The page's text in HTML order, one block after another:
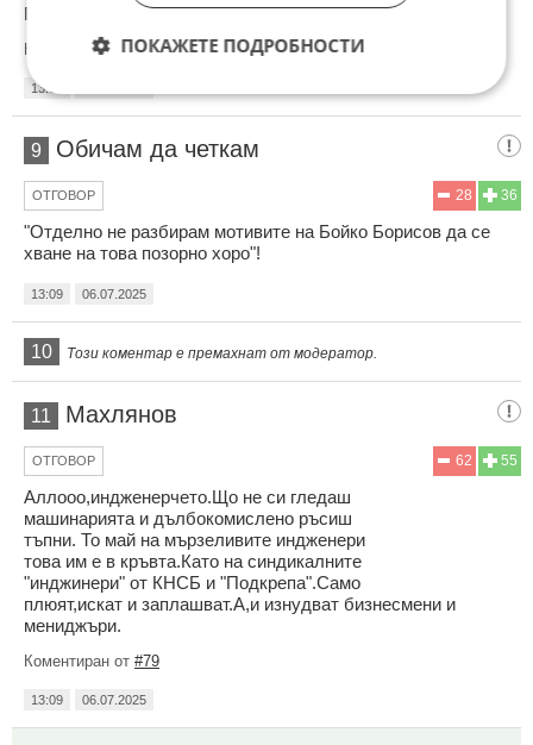
Поредната копейка!!!
Коментиран от#102
13:08
9 Обичам да четкам
36
28
ОТГОВОР
"Отделно не разбирам мотивите на Бойко Борисов да се
хване на това позорно хоро"!
13:09 06.07.2025
10 Този коментар е премахнат от модератор.
11 Махлянов
55
62
ОТГОВОР
Аллооо,индженерчето.Що не си гледаш
машинарията и дълбокомислено ръсиш
тъпни. То май на мързеливите индженери
това им е в кръвта.Като на синдикалните
"инджинери" от КНСБ и "Подкрепа".Само
плюят,искат и заплашват.А,и изнудват бизнесмени и
мениджъри.
Коментиран от #79
13:09 06.07.2025
ПОКАЖЕТЕ ПОДРОБНОСТИ